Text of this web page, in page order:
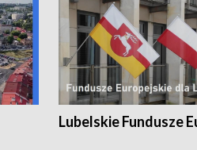
Lubelskie Fundusze